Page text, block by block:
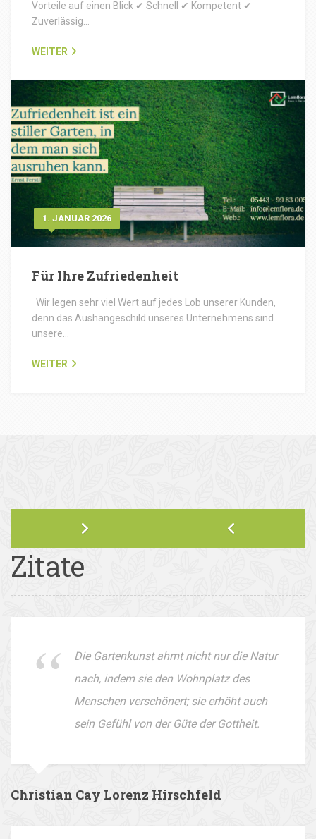
Vorteile auf einen Blick ✔ Schnell ✔ Kompetent ✔
Zuverlässig…
WEITER
1. JANUAR 2026
Für Ihre Zufriedenheit
Wir legen sehr viel Wert auf jedes Lob unserer Kunden,
denn das Aushängeschild unseres Unternehmens sind
unsere…
WEITER
Zitate
Die Gartenkunst ahmt nicht nur die Natur
nach, indem sie den Wohnplatz des
Menschen verschönert; sie erhöht auch
sein Gefühl von der Güte der Gottheit.
Christian Cay Lorenz Hirschfeld